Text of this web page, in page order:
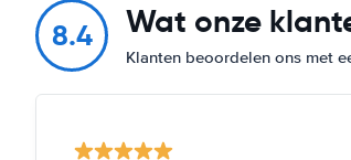
8.4 Wat onze
Klanten beoordelen ons met